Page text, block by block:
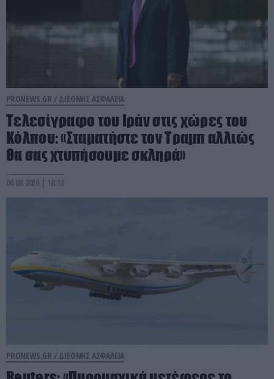
PRONEWS.GR / ΔΙΕΘΝΗΣ ΑΣΦΑΛΕΙΑ
Τελεσίγραφο του Ιράν στις χώρες του
Κόλπου: «Σταματήστε τον Τραμπ αλλιώς
θα σας χτυπήσουμε σκληρά»
06.08.2026 | 18:13
PRONEWS.GR / ΔΙΕΘΝΗΣ ΑΣΦΑΛΕΙΑ